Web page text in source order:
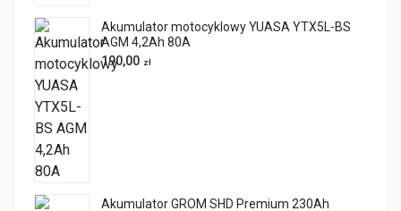
Akumulator motocyklowy YUASA YTX5L-BS
AGM 4,2Ah 80A
190,00 zł
Akumulator GROM SHD Premium 230Ah